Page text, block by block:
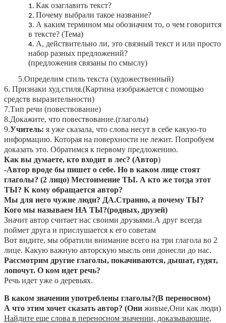
Как озаглавить текст?
Почему выбрали такое название?
А каким термином мы обозначим то, о чем говорится
в тексте? (Тема)
А, действительно ли, это связный текст и или просто
набор разных предложений?
(предложения связаны по смыслу)
5.Определим стиль текста (художественный)
6. Признаки худ.стиля.(Картина изображается с помощью
средств выразительности)
7.Тип речи (повествование)
8.Докажите, что повествование.(глаголы)
9.Учитель: я уже сказала, что слова несут в себе какую-то
информацию. Которая на поверхности не лежит. Попробуем
доказать это. Обратимся к первому предложению.
Как вы думаете, кто входит в лес? (Автор)
-Автор вроде бы пишет о себе. Но в каком лице стоят
глаголы? (2 лицо) Местоимение ТЫ. А кто же тогда этот
ТЫ? К кому обращается автор?
Мы для него чужие люди? ДА.Странно, а почему ТЫ?
Кого мы называем НА ТЫ?(родных, друзей)
Значит автор считает нас своими друзьями.А друг всегда
поймет друга и прислушается к его советам
Вот видите, мы обратили внимание всего на три глагола во 2
лице. Какую важную авторскую мысль они донесли до нас.
Рассмотрим другие глаголы, покачиваются, дышат, гудят,
лопочут. О ком идет речь?
Речь идет уже о деревьях.
В каком значении употреблены глаголы?(В переносном)
А что этим хочет сказать автор? (Они живые,Они как люди)
Найдите еще слова в переносном значении, доказывающие,